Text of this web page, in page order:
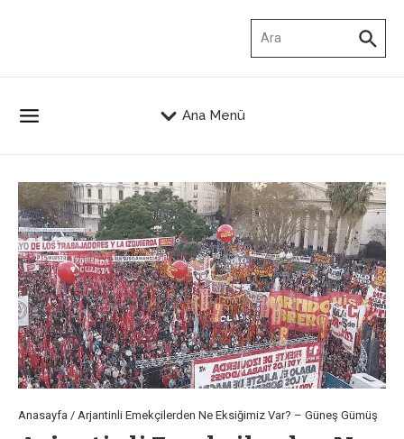
Ana Menü
Anasayfa / Arjantinli Emekçilerden Ne Eksiğimiz Var? – Güneş Gümüş